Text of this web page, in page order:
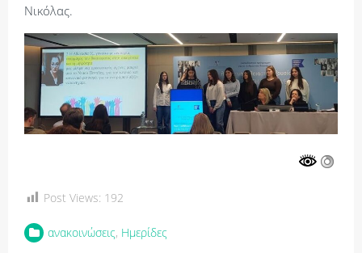
Νικόλας.
Post Views: 192
ανακοινώσεις, Ημερίδες